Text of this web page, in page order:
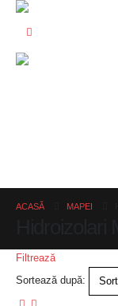
ACASĂ MAPEI
Filtrează
Sortează după: